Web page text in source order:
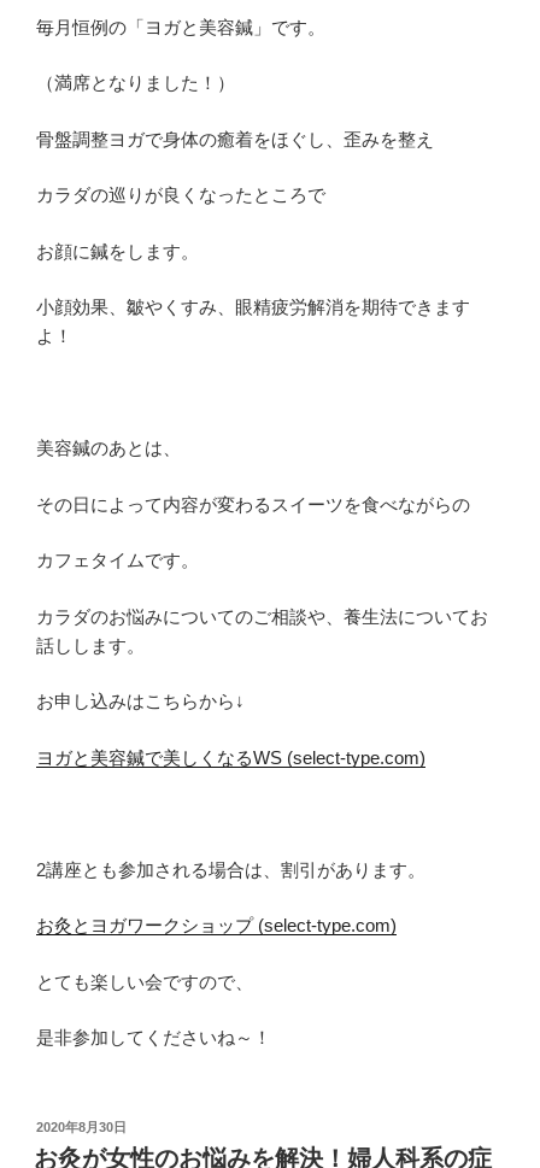
毎月恒例の「ヨガと美容鍼」です。
（満席となりました！）
骨盤調整ヨガで身体の癒着をほぐし、歪みを整え
カラダの巡りが良くなったところで
お顔に鍼をします。
小顔効果、皺やくすみ、眼精疲労解消を期待できます
よ！
美容鍼のあとは、
その日によって内容が変わるスイーツを食べながらの
カフェタイムです。
カラダのお悩みについてのご相談や、養生法についてお
話しします。
お申し込みはこちらから↓
ヨガと美容鍼で美しくなるWS (select-type.com)
2講座とも参加される場合は、割引があります。
お灸とヨガワークショップ (select-type.com)
とても楽しい会ですので、
是非参加してくださいね～！
投
稿
2020年8月30日
お灸が女性のお悩みを解決！婦人科系の症